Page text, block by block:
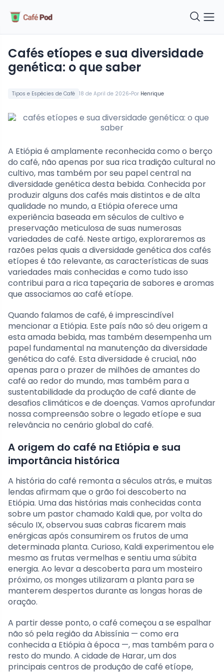
Tipos e Espécies de Café 18 de April de 2026•Por Henrique
cafés etíopes e sua diversidade
genética: o que saber
A Etiópia é amplamente reconhecida como o berço
do café, não apenas por sua rica tradição cultural no
cultivo, mas também por seu papel central na
diversidade genética desta bebida. Conhecida por
produzir alguns dos cafés mais distintos e de alta
qualidade no mundo, a Etiópia oferece uma
experiência baseada em séculos de cultivo e
preservação meticulosa de suas numerosas
variedades de café. Neste artigo, exploraremos as
razões pelas quais a diversidade genética dos cafés
etíopes é tão relevante, as características de suas
variedades mais conhecidas e como tudo isso
contribui para a rica tapeçaria de sabores e aromas
que associamos ao café etíope.
Quando falamos de café, é imprescindível
mencionar a Etiópia. Este país não só deu origem a
esta amada bebida, mas também desempenha um
papel fundamental na manutenção da diversidade
genética do café. Esta diversidade é crucial, não
apenas para o prazer de milhões de amantes do
café ao redor do mundo, mas também para a
sustentabilidade da produção de café diante de
desafios climáticos e de doenças. Vamos aprofundar
nossa compreensão sobre o legado etíope e sua
relevância no cenário global do café.
A origem do café na Etiópia e sua
importância histórica
A história do café remonta a séculos atrás, e muitas
lendas afirmam que o grão foi descoberto na
Etiópia. Uma das histórias mais conhecidas conta
sobre um pastor chamado Kaldi que, por volta do
século IX, observou suas cabras ficarem mais
enérgicas após consumirem os frutos de uma
determinada planta. Curioso, Kaldi experimentou ele
mesmo as frutas vermelhas e sentiu uma súbita
energia. Ao levar a descoberta para um mosteiro
próximo, os monges utilizaram a planta para se
manterem despertos durante as longas horas de
oração.
A partir desse ponto, o café começou a se espalhar
não só pela região da Abissínia — como era
conhecida a Etiópia à época —, mas também para o
resto do mundo. A cidade de Harar, um dos
principais centros de produção de café etíope,